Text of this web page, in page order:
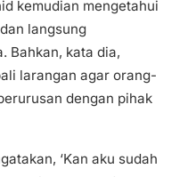
kemudian mengetahui
langsung
Bahkan, kata dia,
larangan agar orang-
dengan pihak
‘Kan aku sudah